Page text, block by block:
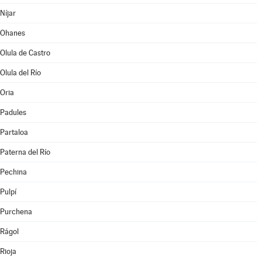
Níjar
Ohanes
Olula de Castro
Olula del Río
Oria
Padules
Partaloa
Paterna del Río
Pechina
Pulpí
Purchena
Rágol
Rioja